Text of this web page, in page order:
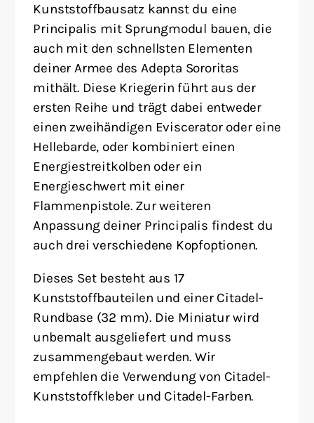
Kunststoffbausatz kannst du eine
Principalis mit Sprungmodul bauen, die
auch mit den schnellsten Elementen
deiner Armee des Adepta Sororitas
mithält. Diese Kriegerin führt aus der
ersten Reihe und trägt dabei entweder
einen zweihändigen Eviscerator oder eine
Hellebarde, oder kombiniert einen
Energiestreitkolben oder ein
Energieschwert mit einer
Flammenpistole. Zur weiteren
Anpassung deiner Principalis findest du
auch drei verschiedene Kopfoptionen.
Dieses Set besteht aus 17
Kunststoffbauteilen und einer Citadel-
Rundbase (32 mm). Die Miniatur wird
unbemalt ausgeliefert und muss
zusammengebaut werden. Wir
empfehlen die Verwendung von Citadel-
Kunststoffkleber und Citadel-Farben.